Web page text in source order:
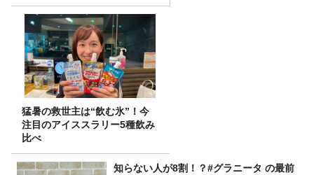
猛暑の救世主は“飲む氷”！今
注目のアイススラリー5種飲み
比べ
知らない人が8割！？#グラニータ の最前